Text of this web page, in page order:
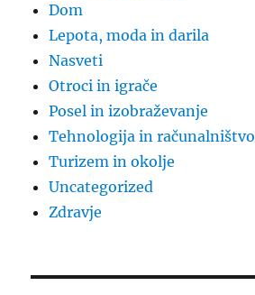
Dom
Lepota, moda in darila
Nasveti
Otroci in igrače
Posel in izobraževanje
Tehnologija in računalništvo
Turizem in okolje
Uncategorized
Zdravje